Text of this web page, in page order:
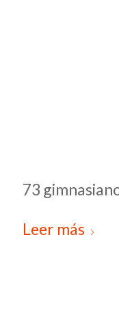
73
Leer más